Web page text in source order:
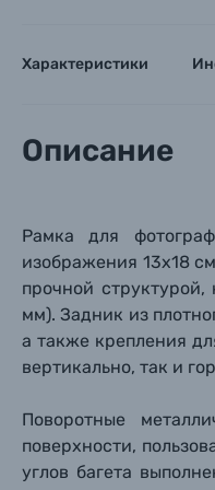
Оптические
Электроника
Материалы
Фоторамки
Характеристики
Описание
Рамка для
изображения 13х18
прочной
мм). Задник из
а также крепления
вертикально, так и
Поворотные
поверхности,
углов багета